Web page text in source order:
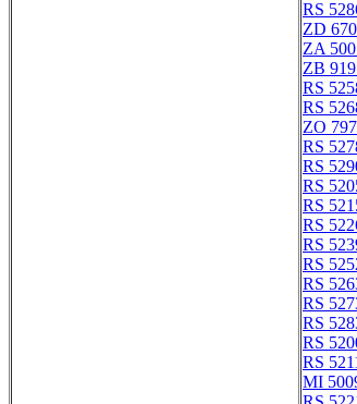
RS
ZD
ZA
ZB
RS
RS
ZO
RS
RS
RS
RS
RS
RS
RS
RS
RS
RS
RS
RS
MI